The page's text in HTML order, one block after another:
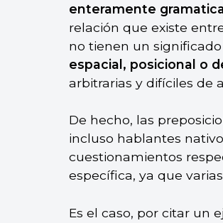
enteramente
relación que existe
no tienen un
espacial, posicional o
arbitrarias y difíciles de
De hecho, las
incluso hablantes
cuestionamientos
específica, ya que
Es el caso, por citar un